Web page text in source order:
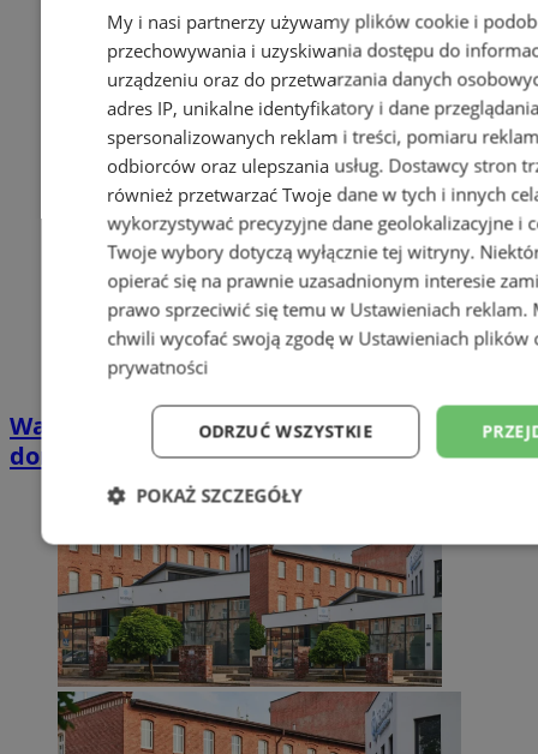
Wakacyjny wypoczynek nad Bałtykiem w
domkach Szmaragdowe Morze
My i nasi partnerzy używamy plików cookie i
przechowywania i uzyskiwania dostępu do
urządzeniu oraz do przetwarzania danych
adres IP, unikalne identyfikatory i dane
spersonalizowanych reklam i treści, pomiaru
odbiorców oraz ulepszania usług. Dostawcy stron
również przetwarzać Twoje dane w tych i innych
wykorzystywać precyzyjne dane geolokalizacyjne i
Twoje wybory dotyczą wyłącznie tej witryny.
opierać się na prawnie uzasadnionym interesie
prawo sprzeciwić się temu w Ustawieniach reklam.
chwili wycofać swoją zgodę w Ustawieniach plików
prywatności
ODRZUĆ WSZYSTKIE
POKAŻ SZCZEGÓŁY
Niezbędne Wydajność
Niesklasyfikowane